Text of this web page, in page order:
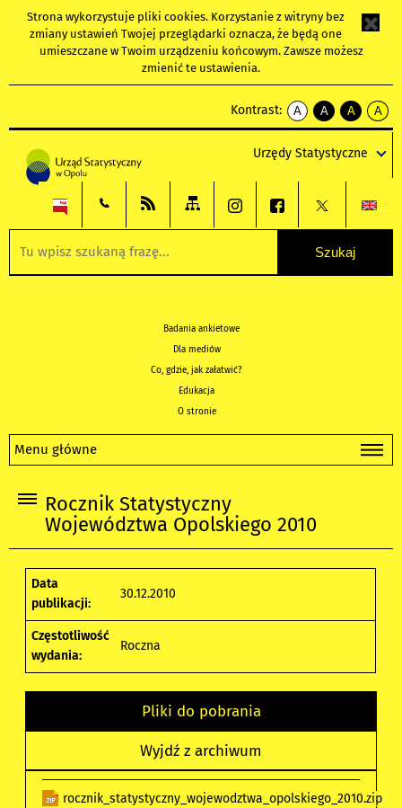
Strona wykorzystuje pliki cookies. Korzystanie z witryny bez
zmiany ustawień Twojej przeglądarki oznacza, że będą one
umieszczane w Twoim urządzeniu końcowym. Zawsze możesz
zmienić te ustawienia.
Kontrast:
A
kontrast
A
kontrast
tekst
czarnym
A
kontrast
tekst
czarnym
A
tekst
żółtym
Urzędy Statystyczne
Badania ankietowe
Dla mediów
Co, gdzie, jak załatwić?
Edukacja
O stronie
Menu główne
Rocznik Statystyczny
Województwa Opolskiego 2010
Data
publikacji:
30.12.2010
Częstotliwość
wydania:
Roczna
Pliki do pobrania
Wyjdź z archiwum
rocznik_statystyczny_wojewodztwa_opolskiego_2010.zip